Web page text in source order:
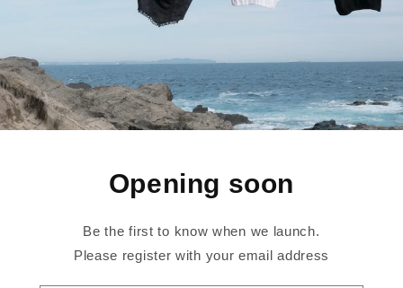
Opening soon
Be the first to know when we launch.
Please register with your email address